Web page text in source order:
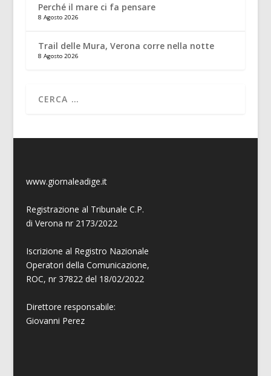
Perché il mare ci fa pensare
8 Agosto 2026
Trail delle Mura, Verona corre nella notte
8 Agosto 2026
www.giornaleadige.it
Registrazione al Tribunale C.P.
di Verona nr 2173/2022
Iscrizione al Registro Nazionale
Operatori della Comunicazione,
ROC, nr 37822 del 18/02/2022
Direttore responsabile:
Giovanni Perez